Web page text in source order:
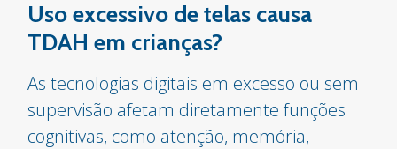
Uso excessivo de telas causa
TDAH em crianças?
As tecnologias digitais em excesso ou sem
supervisão afetam diretamente funções
cognitivas, como atenção, memória,